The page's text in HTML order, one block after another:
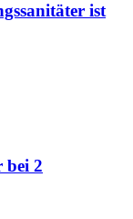
ist
bei 2